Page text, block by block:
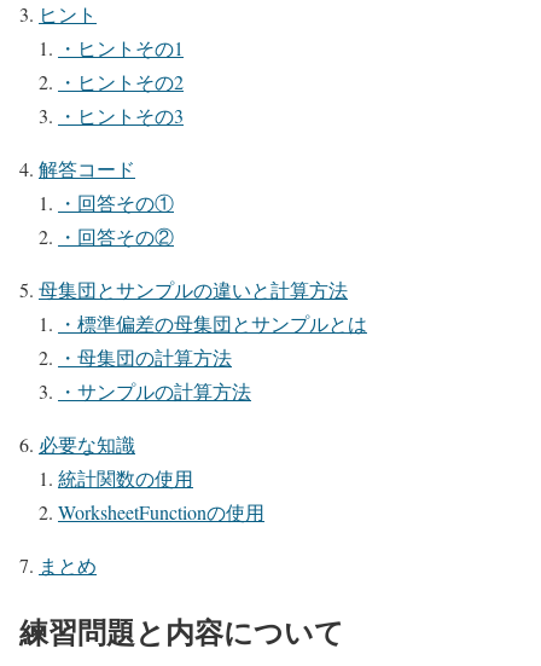
ヒント
・ヒントその1
・ヒントその2
・ヒントその3
解答コード
・回答その①
・回答その②
母集団とサンプルの違いと計算方法
・標準偏差の母集団とサンプルとは
・母集団の計算方法
・サンプルの計算方法
必要な知識
統計関数の使用
WorksheetFunctionの使用
まとめ
練習問題と内容について